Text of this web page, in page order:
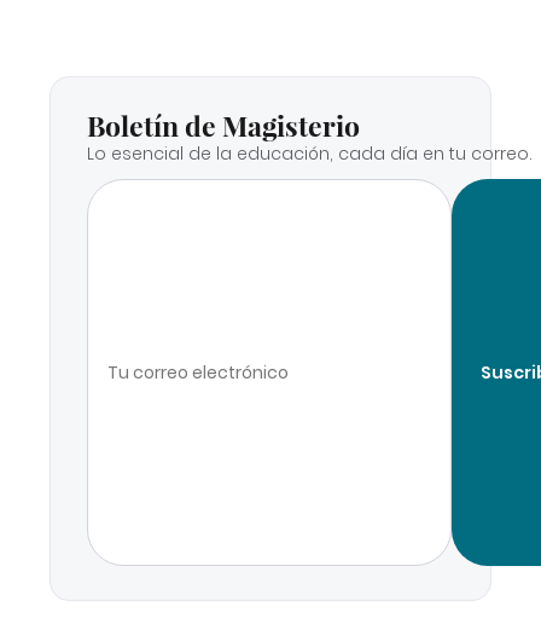
Boletín de Magisterio
Lo esencial de la educación, cada día en tu correo.